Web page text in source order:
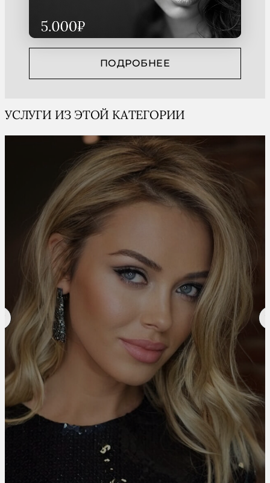
ПОДРОБНЕЕ
УСЛУГИ ИЗ ЭТОЙ КАТЕГОРИИ